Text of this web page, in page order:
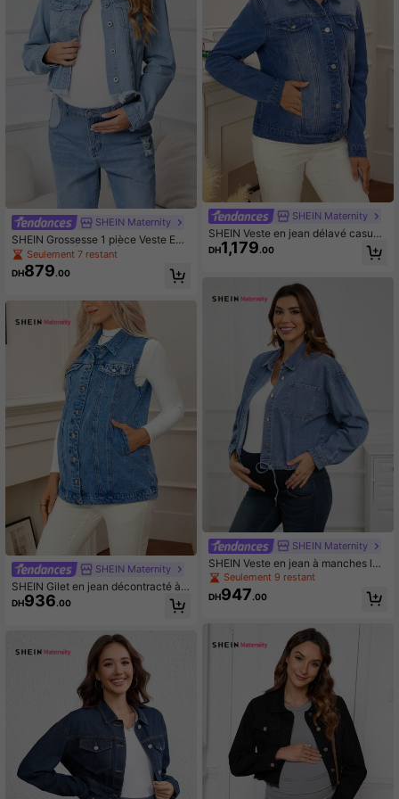
SHEIN Maternity
SHEIN Grossesse 1 pièce Veste En
Jean Poche À Rabat À Ourlet Effiloc
hé
Seulement 7 restant
DH879.00
SHEIN Maternity
SHEIN Gilet en jean décontracté à s
imple boutonnage avec poches pou
DH936.00
SHEIN Maternity
SHEIN Veste en jean délavé casual
de maternité, printemps/automne
DH1,179.00
SHEIN Maternity
SHEIN Veste en jean à manches lon
gues casual avec boutons et poche
s pour femmes enceintes, couleur u
nie
Seulement 9 restant
DH947.00